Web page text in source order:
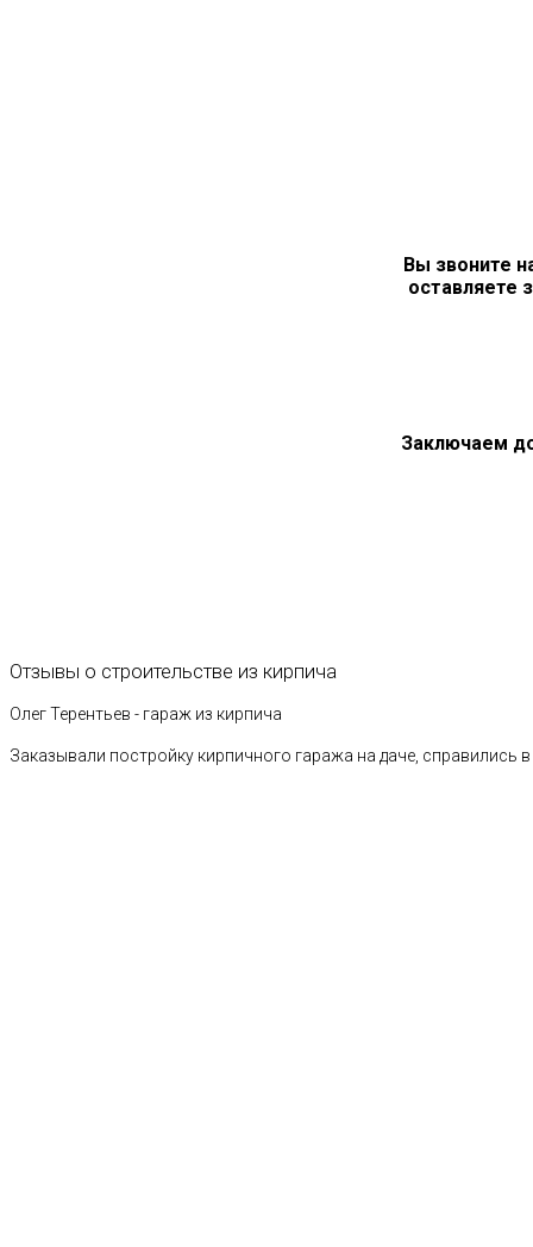
Вы звоните
оставляете
Заключаем
Отзывы о строительстве из кирпича
Олег Терентьев - гараж из кирпича
Заказывали постройку кирпичного гаража на даче, справились